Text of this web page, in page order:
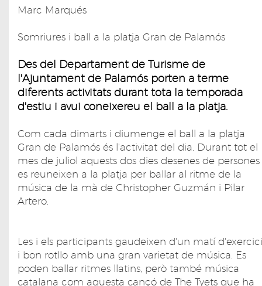
Marc Marqués
Somriures i ball a la platja Gran de Palamós
Des del Departament de Turisme de
l'Ajuntament de Palamós porten a terme
diferents activitats durant tota la temporada
d'estiu i avui coneixereu el ball a la platja.
Com cada dimarts i diumenge el ball a la platja
Gran de Palamós és l'activitat del dia. Durant tot el
mes de juliol aquests dos dies desenes de persones
es reuneixen a la platja per ballar al ritme de la
música de la mà de Christopher Guzmán i Pilar
Artero.
Les i els participants gaudeixen d'un matí d'exercici
i bon rotllo amb una gran varietat de música. Es
poden ballar ritmes llatins, però també música
catalana com aquesta cançó de The Tyets que ha